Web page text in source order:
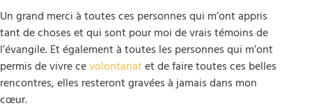
Un grand merci à toutes ces personnes qui m’ont appris
tant de choses et qui sont pour moi de vrais témoins de
l’évangile. Et également à toutes les personnes qui m’ont
permis de vivre cevolontariatet de faire toutes ces belles
rencontres, elles resteront gravées à jamais dans mon
cœur.